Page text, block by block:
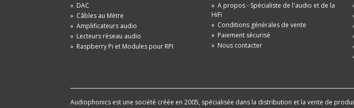
» DAC
» Câbles au Mètre
» Amplificateurs audio
» Lecteurs réseau audio
» Raspberry Pi et Modules pour RPI
» A propos - Spécialiste de l'audio et de la
HiFi
» Conditions générales de vente
» Paiement sécurisé
» Nous contacter
Audiophonics est une société créée en 2005, spécialisée dans la distribution et la vente de